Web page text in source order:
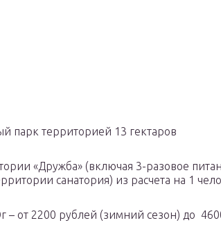
парк территорией 13 гектаров
«Дружба» (включая 3-разовое
санатория) из расчета на 1
от 2200 рублей (зимний сезон) до